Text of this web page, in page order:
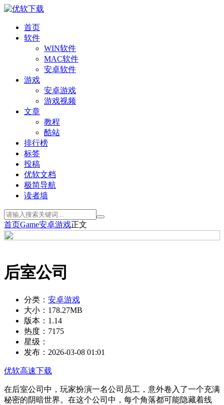
首页
软件
WIN软件
MAC软件
安卓软件
游戏
安卓游戏
游戏视频
文章
教程
酷站
排行榜
标签
投稿
优软文档
极简导航
读者墙
首页Game安卓游戏正文
后室公司
分类： 安卓游戏
大小： 178.27MB
版本： 1.14
热度： 7175
星级：
发布： 2026-03-08 01:01
优软高速下载
在后室公司中，玩家扮演一名公司员工，意外卷入了一个充满
秘密的阴暗世界。在这个公司中，每个角落都可能隐藏着线